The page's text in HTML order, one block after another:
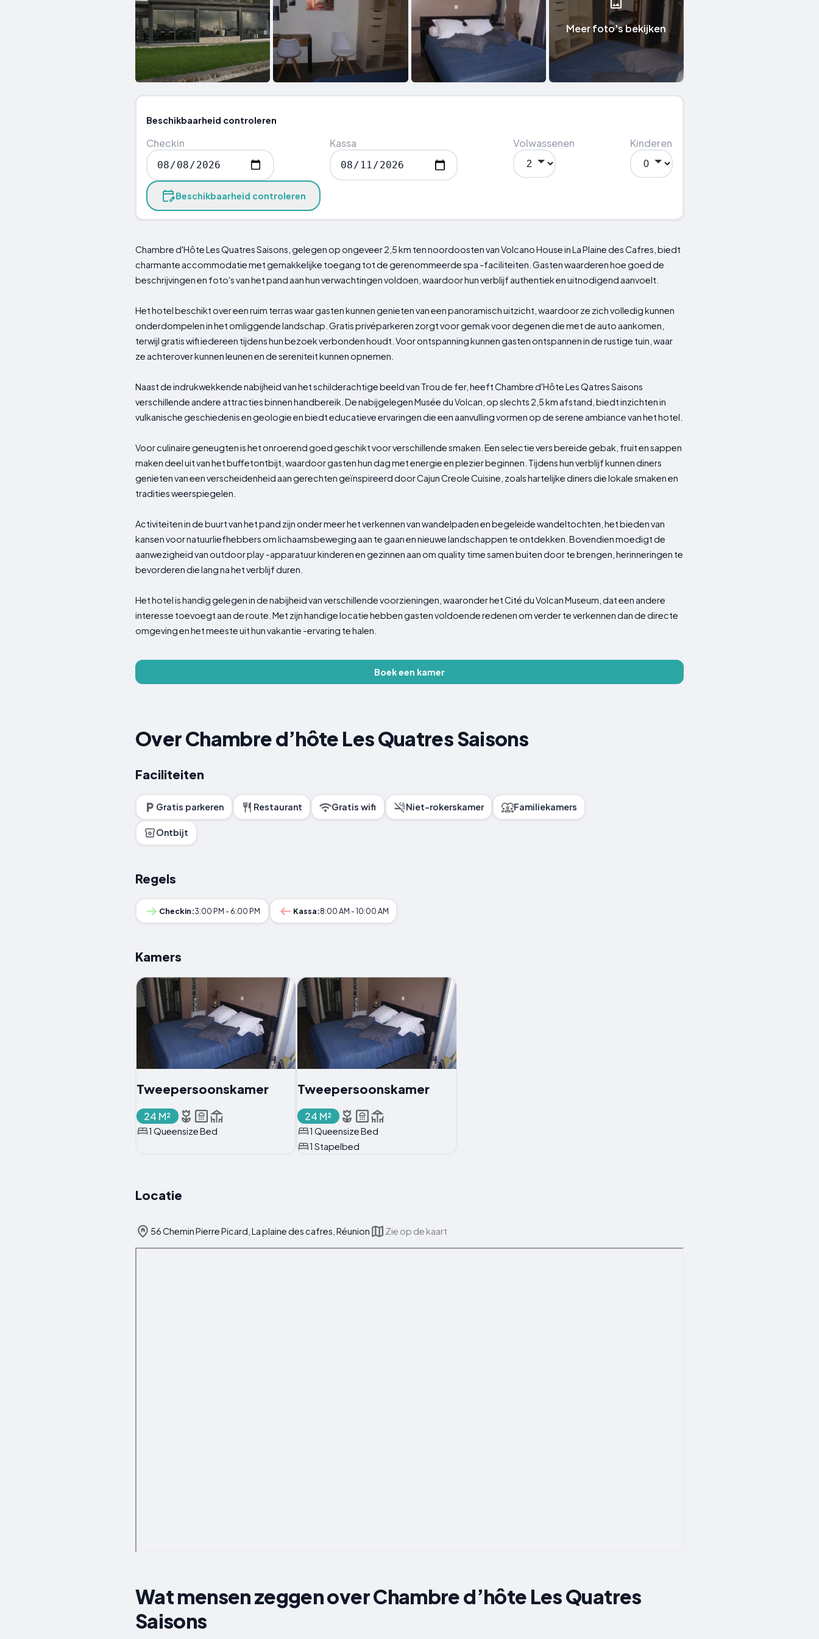
Meer foto's bekijken
Beschikbaarheid controleren
Checkin Kassa Volwassenen Kinderen
Beschikbaarheid controleren
Chambre d'Hôte Les Quatres Saisons, gelegen op ongeveer 2,5 km ten noordoosten van Volcano House in La Plaine des Cafres, biedt
charmante accommodatie met gemakkelijke toegang tot de gerenommeerde spa -faciliteiten. Gasten waarderen hoe goed de
beschrijvingen en foto's van het pand aan hun verwachtingen voldoen, waardoor hun verblijf authentiek en uitnodigend aanvoelt.
Het hotel beschikt over een ruim terras waar gasten kunnen genieten van een panoramisch uitzicht, waardoor ze zich volledig kunnen
onderdompelen in het omliggende landschap. Gratis privéparkeren zorgt voor gemak voor degenen die met de auto aankomen,
terwijl gratis wifi iedereen tijdens hun bezoek verbonden houdt. Voor ontspanning kunnen gasten ontspannen in de rustige tuin, waar
ze achterover kunnen leunen en de sereniteit kunnen opnemen.
Naast de indrukwekkende nabijheid van het schilderachtige beeld van Trou de fer, heeft Chambre d'Hôte Les Qatres Saisons
verschillende andere attracties binnen handbereik. De nabijgelegen Musée du Volcan, op slechts 2,5 km afstand, biedt inzichten in
vulkanische geschiedenis en geologie en biedt educatieve ervaringen die een aanvulling vormen op de serene ambiance van het hotel.
Voor culinaire geneugten is het onroerend goed geschikt voor verschillende smaken. Een selectie vers bereide gebak, fruit en sappen
maken deel uit van het buffetontbijt, waardoor gasten hun dag met energie en plezier beginnen. Tijdens hun verblijf kunnen diners
genieten van een verscheidenheid aan gerechten geïnspireerd door Cajun Creole Cuisine, zoals hartelijke diners die lokale smaken en
tradities weerspiegelen.
Activiteiten in de buurt van het pand zijn onder meer het verkennen van wandelpaden en begeleide wandeltochten, het bieden van
kansen voor natuurliefhebbers om lichaamsbeweging aan te gaan en nieuwe landschappen te ontdekken. Bovendien moedigt de
aanwezigheid van outdoor play -apparatuur kinderen en gezinnen aan om quality time samen buiten door te brengen, herinneringen te
bevorderen die lang na het verblijf duren.
Het hotel is handig gelegen in de nabijheid van verschillende voorzieningen, waaronder het Cité du Volcan Museum, dat een andere
interesse toevoegt aan de route. Met zijn handige locatie hebben gasten voldoende redenen om verder te verkennen dan de directe
omgeving en het meeste uit hun vakantie -ervaring te halen.
Boek een kamer
Over Chambre d’hôte Les Quatres Saisons
Faciliteiten
Gratis parkeren Restaurant Gratis wifi Niet-rokerskamer Familiekamers
Ontbijt
Regels
Checkin:3:00 PM - 6:00 PM Kassa:8:00 AM - 10:00 AM
Kamers
Tweepersoonskamer
24 M²
1 Queensize Bed
Tweepersoonskamer
24 M²
1 Queensize Bed
1 Stapelbed
Locatie
56 Chemin Pierre Picard, La plaine des cafres, Réunion Zie op de kaart
Wat mensen zeggen over Chambre d’hôte Les Quatres
Saisons